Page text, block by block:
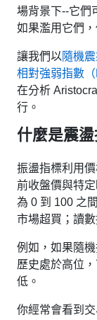
場背景下--它們
如果濫用它們
讓我們以隨機
相對強弱指數（
在分析
行。
什麼是震盪
振盪指標利用
前收盤價與特
為 0 到 100 之
市場超買；讀
例如，如果隨
歷史處於高位
低。
你經常會看到